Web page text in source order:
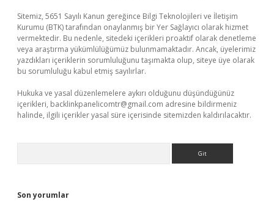
Sitemiz, 5651 Sayılı Kanun gereğince Bilgi Teknolojileri ve İletişim
Kurumu (BTK) tarafından onaylanmış bir Yer Sağlayıcı olarak hizmet
vermektedir. Bu nedenle, sitedeki içerikleri proaktif olarak denetleme
veya araştırma yükümlülüğümüz bulunmamaktadır. Ancak, üyelerimiz
yazdıkları içeriklerin sorumluluğunu taşımakta olup, siteye üye olarak
bu sorumluluğu kabul etmiş sayılırlar.
Hukuka ve yasal düzenlemelere aykırı olduğunu düşündüğünüz
içerikleri, backlinkpanelicomtr@gmail.com adresine bildirmeniz
halinde, ilgili içerikler yasal süre içerisinde sitemizden kaldırılacaktır.
Son yorumlar